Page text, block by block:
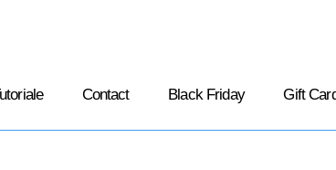
Contact Black Friday Gift